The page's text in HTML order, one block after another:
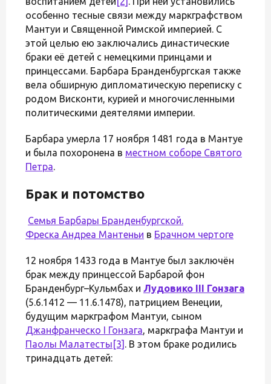
особенно тесные связи между маркграфством
Мантуи и Священной Римской империей. С
этой целью ею заключались династические
браки её детей с немецкими принцами и
принцессами. Барбара Бранденбургская также
вела обширную дипломатическую переписку с
родом Висконти, курией и многочисленными
политическими деятелями империи.
Барбара умерла 17 ноября 1481 года в Мантуе
и была похоронена в местном соборе Святого
Петра.
Брак и потомство
Семья Барбары Бранденбургской.
Фреска Андреа Мантеньи в Брачном чертоге
12 ноября 1433 года в Мантуе был заключён
брак между принцессой Барбарой фон
Бранденбург–Кульмбах и Лудовико III Гонзага
(5.6.1412 — 11.6.1478), патрицием Венеции,
будущим маркграфом Мантуи, сыном
Джанфранческо I Гонзага, маркграфа Мантуи и
Паолы Малатесты [3] . В этом браке родились
тринадцать детей: